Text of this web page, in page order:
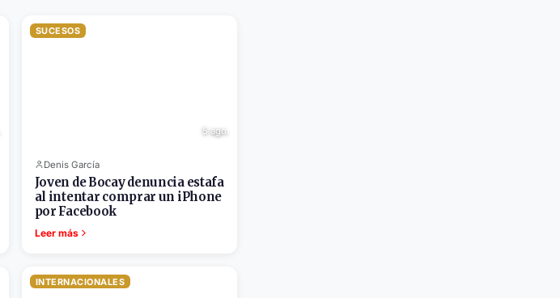
SUCESOS
5 ago.
Denis García
Joven de Bocay denuncia estafa
al intentar comprar un iPhone
por Facebook
Leer más
INTERNACIONALES